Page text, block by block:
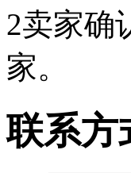
2卖家确
家。
联系方